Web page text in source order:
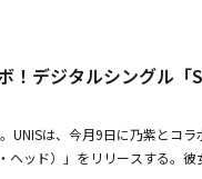
メージの中に、勇気を持って
をリードしてきたILLITとの出
1stシングル「時よ止まれ」は
となっており、新たな日本オ
ム「bomb」のタイトル曲の
）」、TikTokを中心にバイラ
してきたILLITとの出会いでど
らに彼女たちの日本デビュー
迎え、10代から再び共感を呼ぶ
トとフィルムが公開され、8
日にはミュージックビデオティ
語とカルチャーの出会いが生
UNISメンバーのゼリー・ダ
ーカルで、楽曲の世界観を立
UNISのゼリー・ダンカ、コト
作の舞台裏や、お互いの第一印
ードを深堀した。――乃紫さんの
！デジタルシングル「
UNISは、今月9日に乃紫とコ
ヘッド）」をリリースする。彼